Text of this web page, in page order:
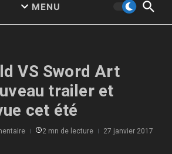
MENU
VS Sword Art
trailer et
cet été
2 mn de lecture 27 janvier 2017